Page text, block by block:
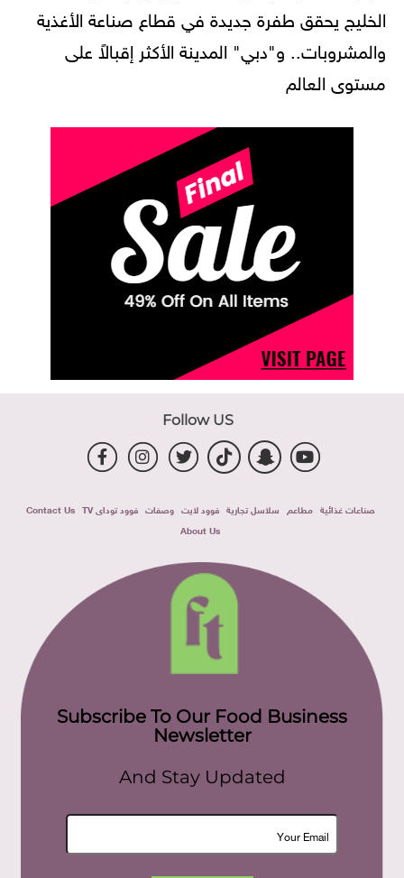
الخليج يحقق طفرة جديدة في قطاع صناعة الأغذية
والمشروبات.. و"دبي" المدينة الأكثر إقبالاً على
مستوى العالم
Follow US
صناعات غذائية مطاعم سلاسل تجارية فوود لايت وصفات فوود توداى TV
Contact Us
About Us
Subscribe To Our Food Business
Newsletter
And Stay Updated